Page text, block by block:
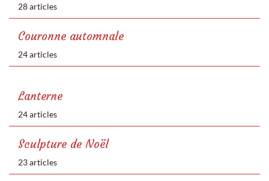
28 articles
Couronne automnale
24 articles
Lanterne
24 articles
Sculpture de Noël
23 articles